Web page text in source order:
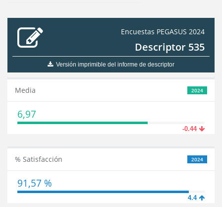
Encuestas PEGASUS 2024
Descriptor 535
Versión imprimible del informe de descriptor
2024
Media
6,97
-0.44
2024
% Satisfacción
91,57 %
4.4